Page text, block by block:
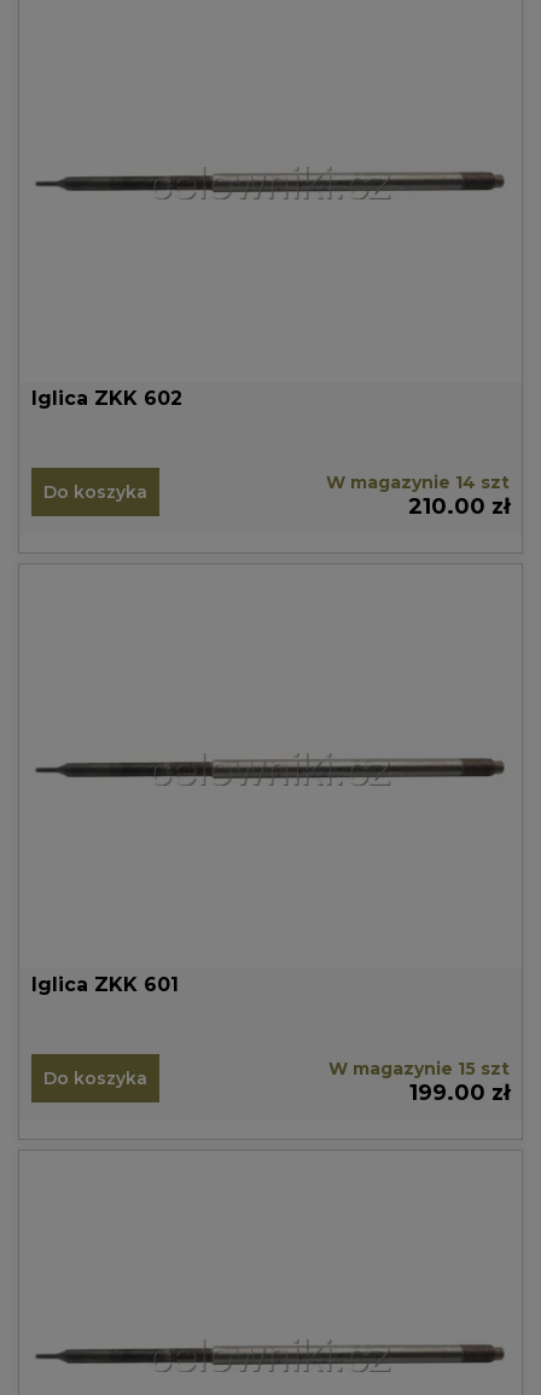
Iglica ZKK 602
Do koszyka W magazynie 14 szt
210.00 zł
Iglica ZKK 601
Do koszyka W magazynie 15 szt
199.00 zł